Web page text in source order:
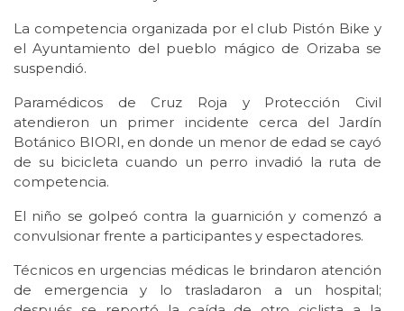
La competencia organizada por el club Pistón Bike y
el Ayuntamiento del pueblo mágico de Orizaba se
suspendió.
Paramédicos de Cruz Roja y Protección Civil
atendieron un primer incidente cerca del Jardín
Botánico BIORI, en donde un menor de edad se cayó
de su bicicleta cuando un perro invadió la ruta de
competencia.
El niño se golpeó contra la guarnición y comenzó a
convulsionar frente a participantes y espectadores.
Técnicos en urgencias médicas le brindaron atención
de emergencia y lo trasladaron a un hospital;